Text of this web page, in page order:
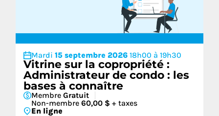
Mardi 15 septembre 2026 18h00 à 19h30
Vitrine sur la copropriété :
Administrateur de condo : les
bases à connaître
Membre Gratuit
Non-membre 60,00 $ + taxes
En ligne